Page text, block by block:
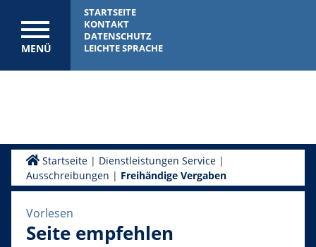
MENÜ
STARTSEITE
KONTAKT
DATENSCHUTZ
LEICHTE SPRACHE
Startseite| Dienstleistungen Service|
Ausschreibungen | Freihändige Vergaben
Vorlesen
Seite empfehlen